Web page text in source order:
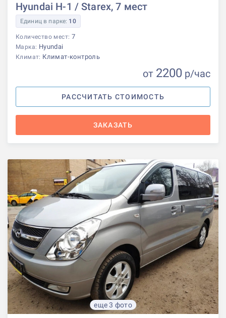
Hyundai H-1 / Starex, 7 мест
Единиц в парке: 10
Количество мест: 7
Марка: Hyundai
Климат: Климат-контроль
от 2200 р/час
РАССЧИТАТЬ СТОИМОСТЬ
ЗАКАЗАТЬ
еще 3 фото